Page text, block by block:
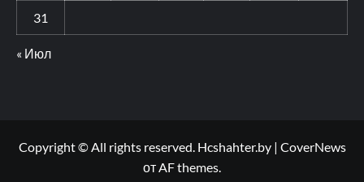
31
« Июл
Copyright © All rights reserved. Hcshahter.by | CoverNews
от AF themes.